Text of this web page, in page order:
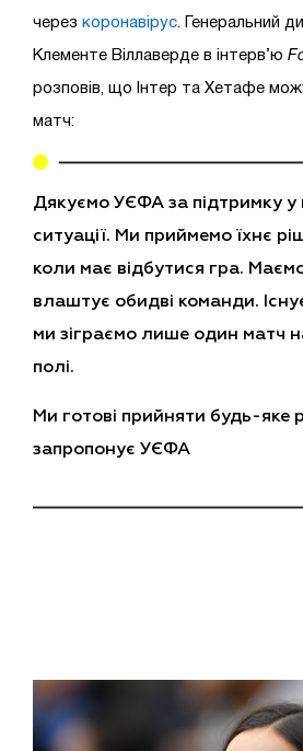
через коронавірус . Генеральний
Клементе Віллаверде в інтерв’ю
розповів, що Інтер та Хетафе
матч:
Дякуємо УЄФА за підтримку у
ситуації. Ми приймемо їхнє
коли має відбутися гра.
влаштує обидві команди.
ми зіграємо лише один матч
полі.
Ми готові прийняти будь-яке
запропонує УЄФА